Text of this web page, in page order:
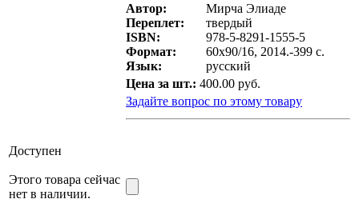
Автор:
Мирча Элиаде
Переплет:
твердый
ISBN:
978-5-8291-1555-5
Формат:
60х90/16, 2014.-399 с.
Язык:
русский
Цена за шт.: 400.00 руб.
Задайте вопрос по этому товару
Доступен
Этого товара сейчас
нет в наличии.